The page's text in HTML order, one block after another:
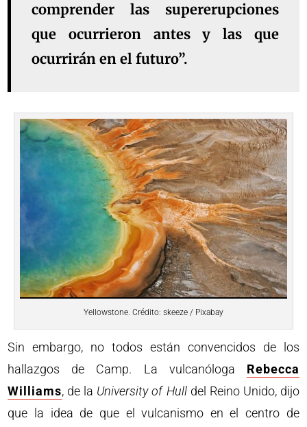
comprender las supererupciones
que ocurrieron antes y las que
ocurrirán en el futuro”.
Yellowstone. Crédito: skeeze / Pixabay
Sin embargo, no todos están convencidos de los
hallazgos de Camp. La vulcanóloga Rebecca
Williams, de la University of Hulldel Reino Unido, dijo
que la idea de que el vulcanismo en el centro de